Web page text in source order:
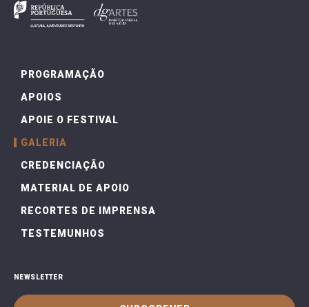
PROGRAMAÇÃO
APOIOS
APOIE O FESTIVAL
GALERIA
CREDENCIAÇÃO
MATERIAL DE APOIO
RECORTES DE IMPRENSA
TESTEMUNHOS
NEWSLETTER